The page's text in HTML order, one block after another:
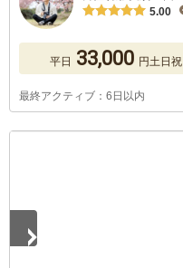
5.00
平日 33,000 円土日祝
最終アクティブ：6日以内